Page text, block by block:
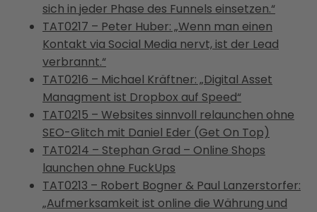
sich in jeder Phase des Funnels einsetzen.“
TAT0217 – Peter Huber: „Wenn man einen
Kontakt via Social Media nervt, ist der Lead
verbrannt.“
TAT0216 – Michael Kräftner: „Digital Asset
Managment ist Dropbox auf Speed“
TAT0215 – Websites sinnvoll relaunchen ohne
SEO-Glitch mit Daniel Eder (Get On Top)
TAT0214 – Stephan Grad – Online Shops
launchen ohne FuckUps
TAT0213 – Robert Bogner & Paul Lanzerstorfer:
„Aufmerksamkeit ist online die Währung und